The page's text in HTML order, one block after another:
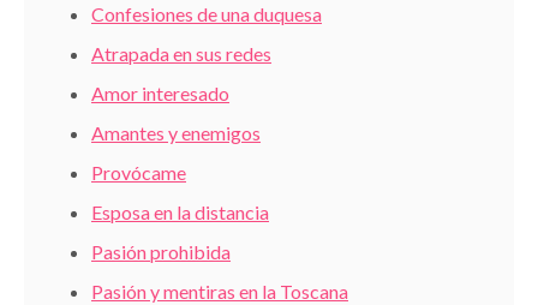
Confesiones de una duquesa
Atrapada en sus redes
Amor interesado
Amantes y enemigos
Provócame
Esposa en la distancia
Pasión prohibida
Pasión y mentiras en la Toscana